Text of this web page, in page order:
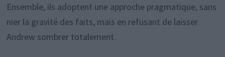
Ensemble, ils adoptent une approche pragmatique, sans
nier la gravité des faits, mais en refusant de laisser
Andrew sombrer totalement.